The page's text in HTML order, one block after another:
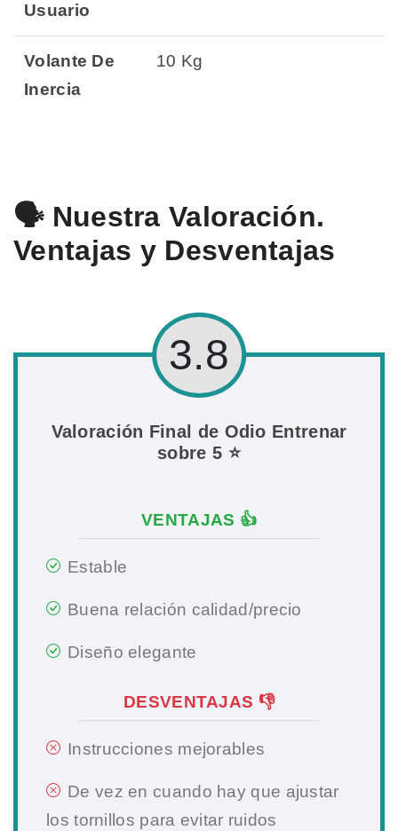
Usuario
Volante De
Inercia
10 Kg
🗣️ Nuestra Valoración.
Ventajas y Desventajas
3.8
Valoración Final de Odio Entrenar
sobre 5 ⭐
VENTAJAS 👍
Estable
Buena relación calidad/precio
Diseño elegante
DESVENTAJAS 👎
Instrucciones mejorables
De vez en cuando hay que ajustar
los tornillos para evitar ruidos